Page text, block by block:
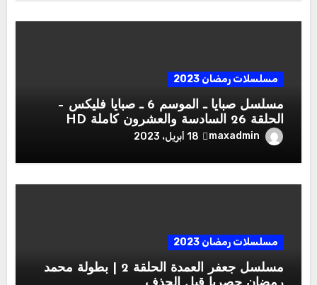
مسلسلات رمضان 2023
مسلسل صبايا ـ الموسم 6 ـ صبايا فليكس –
الحلقة 26 السادسة والعشرون كاملة HD
maxadmin 18 أبريل، 2023
مسلسلات رمضان 2023
مسلسل جعفر العمدة الحلقة 2 | بطولة محمد